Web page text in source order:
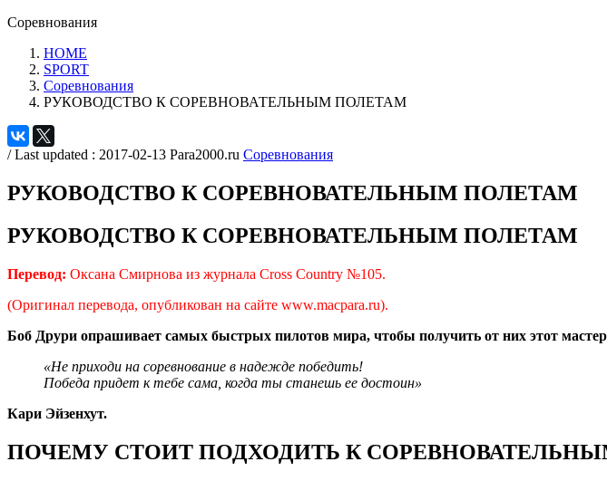
Соревнования
HOME
SPORT
Соревнования
РУКОВОДСТВО К СОРЕВНОВАТЕЛЬНЫМ ПОЛЕТАМ
/ Last updated : 2017-02-13 Para2000.ru Соревнования
РУКОВОДСТВО К СОРЕВНОВАТЕЛЬНЫМ ПОЛЕТАМ
РУКОВОДСТВО К СОРЕВНОВАТЕЛЬНЫМ ПОЛЕТАМ
Перевод: Оксана Смирнова из журнала Cross Country №105.
(Оригинал перевода, опубликован на сайте www.macpara.ru).
Боб Друри опрашивает самых быстрых пилотов мира, чтобы получить от них этот
«Не приходи на соревнование в надежде победить!
Победа придет к тебе сама, когда ты станешь ее достоин»
Кари Эйзенхут.
ПОЧЕМУ СТОИТ ПОДХОДИТЬ К